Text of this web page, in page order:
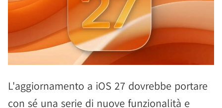
L'aggiornamento a iOS 27 dovrebbe portare
con sé una serie di nuove funzionalità e